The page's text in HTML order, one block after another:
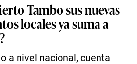
Tambo sus nuevas
locales ya suma a
a nivel nacional, cuenta